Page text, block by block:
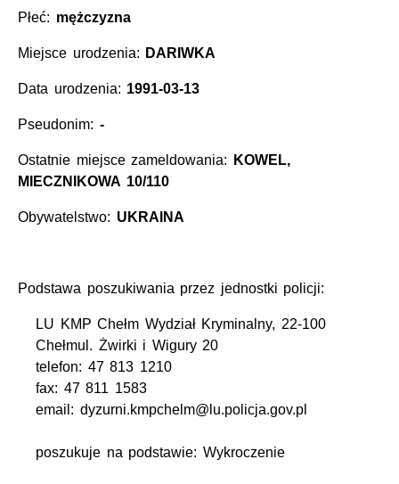
Płeć: mężczyzna
Miejsce urodzenia: DARIWKA
Data urodzenia: 1991-03-13
Pseudonim: -
Ostatnie miejsce zameldowania:
KOWEL,
MIECZNIKOWA 10/110
Obywatelstwo: UKRAINA
Podstawa poszukiwania przez jednostki policji:
LU KMP Chełm Wydział Kryminalny, 22-100
Chełmul. Żwirki i Wigury 20
telefon: 47 813 1210
fax: 47 811 1583
email: dyzurni.kmpchelm@lu.policja.gov.pl
poszukuje na podstawie: Wykroczenie